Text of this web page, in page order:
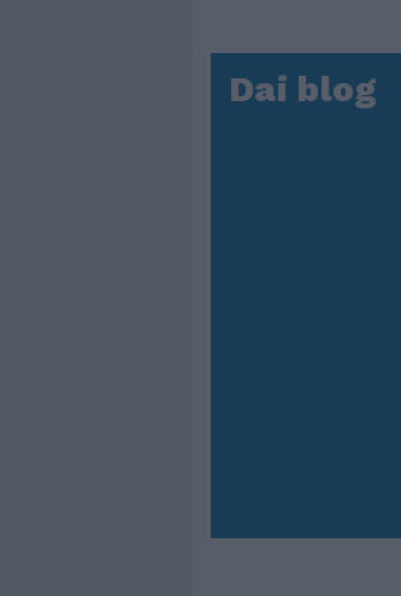
Dai blog